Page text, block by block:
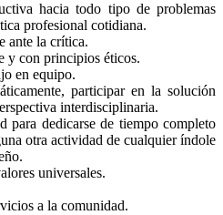
hacia todo tipo de problemas
profesional cotidiana.
ante la crítica.
y con principios éticos.
en equipo.
participar en la solución
interdisciplinaria.
para dedicarse de tiempo completo
otra actividad de cualquier índole
universales.
a la comunidad.